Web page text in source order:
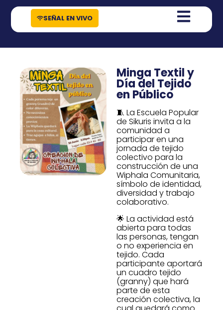
contenido
SEÑAL EN VIVO
Minga Textil y
Día del Tejido
en Público
🧵 La Escuela Popular
de Sikuris invita a la
comunidad a
participar en una
jornada de tejido
colectivo para la
construcción de una
Wiphala Comunitaria,
símbolo de identidad,
diversidad y trabajo
colaborativo.
🌟 La actividad está
abierta para todas
las personas, tengan
o no experiencia en
tejido. Cada
participante aportará
un cuadro tejido
(granny) que hará
parte de esta
creación colectiva, la